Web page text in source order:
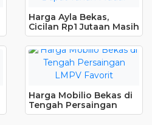
Harga Ayla Bekas,
Cicilan Rp1 Jutaan Masih
Dapat Tahun Muda?
Harga Mobilio Bekas di
Tengah Persaingan
LMPV Favorit